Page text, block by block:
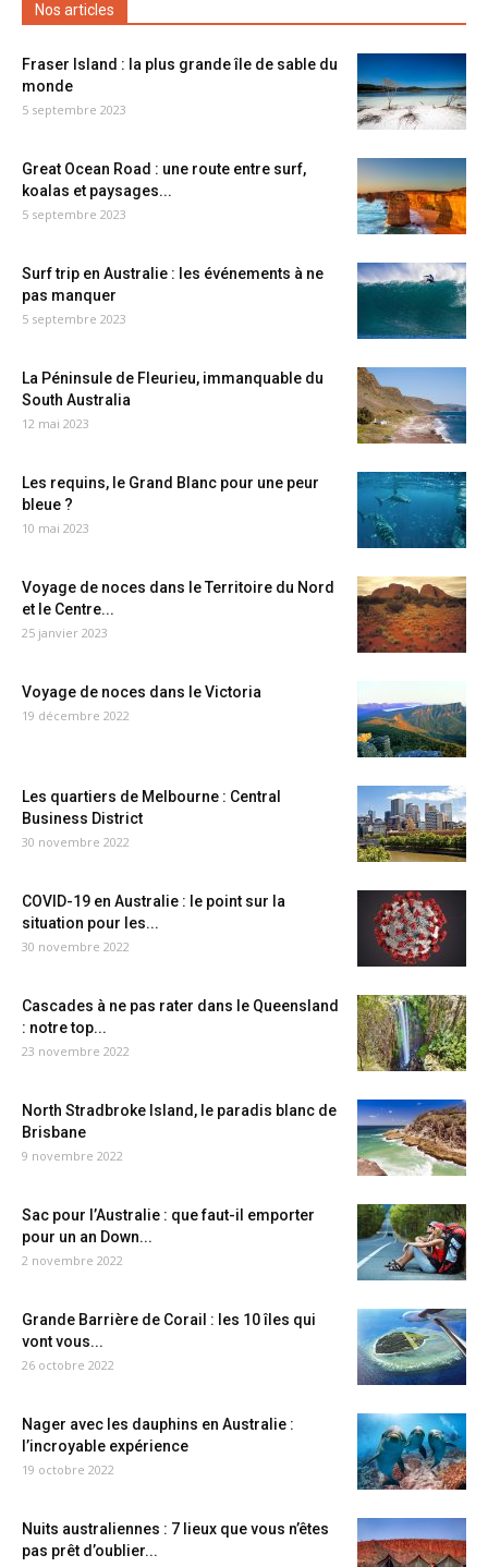
Nos articles
Fraser Island : la plus grande île de sable du
monde
5 septembre 2023
Great Ocean Road : une route entre surf,
koalas et paysages...
5 septembre 2023
Surf trip en Australie : les événements à ne
pas manquer
5 septembre 2023
La Péninsule de Fleurieu, immanquable du
South Australia
12 mai 2023
Les requins, le Grand Blanc pour une peur
bleue ?
10 mai 2023
Voyage de noces dans le Territoire du Nord
et le Centre...
25 janvier 2023
Voyage de noces dans le Victoria
19 décembre 2022
Les quartiers de Melbourne : Central
Business District
30 novembre 2022
COVID-19 en Australie : le point sur la
situation pour les...
30 novembre 2022
Cascades à ne pas rater dans le Queensland
: notre top...
23 novembre 2022
North Stradbroke Island, le paradis blanc de
Brisbane
9 novembre 2022
Sac pour l’Australie : que faut-il emporter
pour un an Down...
2 novembre 2022
Grande Barrière de Corail : les 10 îles qui
vont vous...
26 octobre 2022
Nager avec les dauphins en Australie :
l’incroyable expérience
19 octobre 2022
Nuits australiennes : 7 lieux que vous n’êtes
pas prêt d’oublier...